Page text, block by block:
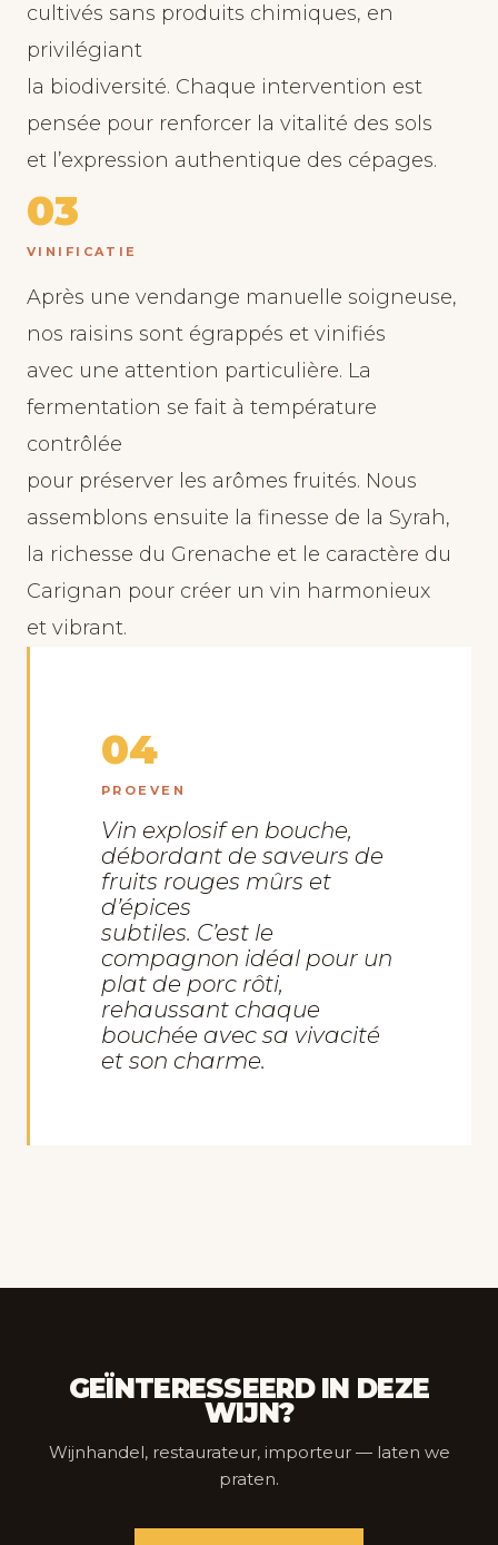
cultivés sans produits chimiques, en
privilégiant
la biodiversité. Chaque intervention est
pensée pour renforcer la vitalité des sols
et l’expression authentique des cépages.
03
VINIFICATIE
Après une vendange manuelle soigneuse,
nos raisins sont égrappés et vinifiés
avec une attention particulière. La
fermentation se fait à température
contrôlée
pour préserver les arômes fruités. Nous
assemblons ensuite la finesse de la Syrah,
la richesse du Grenache et le caractère du
Carignan pour créer un vin harmonieux
et vibrant.
04
PROEVEN
Vin explosif en bouche,
débordant de saveurs de
fruits rouges mûrs et
d’épices
subtiles. C’est le
compagnon idéal pour un
plat de porc rôti,
rehaussant chaque
bouchée avec sa vivacité
et son charme.
GEÏNTERESSEERD IN DEZE
WIJN?
Wijnhandel, restaurateur, importeur — laten we
praten.